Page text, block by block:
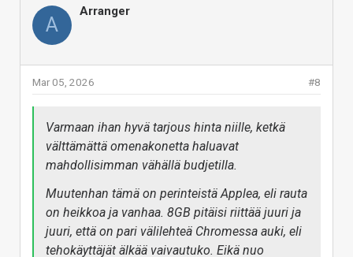
Eihän 2x USB-C riitä mihinkään! Jos toisesta
lataa konetta, niin toisen kanssa pitää
vuorotella, että onko siinä kiinni ulkoinen hiiri,
vai näppäimistö, vai näyttö, vai usbitikku, vai
kamera, ulkoinen kovalevy, jne.
portti on vain USB2.0 nopeuksinen? Nyt on kyllä
halpuutusta!!
A
Arranger
#8
Mar 05, 2026
Varmaan ihan hyvä tarjous hinta niille, ketkä
välttämättä omenakonetta haluavat
mahdollisimman vähällä budjetilla.
Muutenhan tämä on perinteistä Applea, eli rauta
on heikkoa ja vanhaa. 8GB pitäisi riittää juuri ja
juuri, että on pari välilehteä Chromessa auki, eli
tehokäyttäjät älkää vaivautuko. Eikä nuo